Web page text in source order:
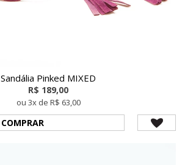
Sandália Pinked MIXED
R$ 189,00
ou 3x de R$ 63,00
COMPRAR